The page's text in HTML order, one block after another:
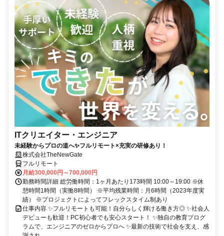
ITクリエイター・エンジニア
未経験からプロの道へ✨フルリモート×充実の研修あり！
株式会社TheNewGate
フルリモート
月給300,000円～700,000円
勤務時間詳細 総労働時間：1ヶ月あたり173時間 10:00～19:00 ※休
憩時間1時間（実働8時間） ※平均残業時間：月6時間（2023年度実
績） ※プロジェクトによってフレックスタイム制あり
仕事内容 ✨フルリモートも可能！自分らしく輝ける働き方◎ ✨社会人
デビューも歓迎！PC初心者でも安心スタート！ ✨独自の教育プログ
ラムで、エンジニアのゼロからプロへ ✨最新の技術で社会を支え、感